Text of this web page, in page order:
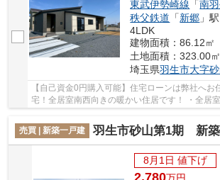
東武伊勢崎線 「南
秩父鉄道 「新郷 」
4LDK
建物面積：86.12㎡
土地面積：323.00
埼玉県羽生市大字
【自己資金0円購入可能】住宅ローンは弊社へお任せ！ ・人気
宅！全居室南西向きの暖かい住居です！ ・全居
売買 | 新築一戸建
羽生市砂山第1期 新築戸建 全
8月1日 値下げ
2,780